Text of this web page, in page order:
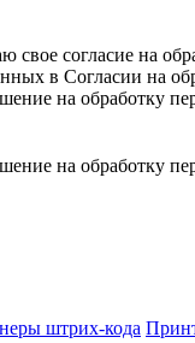
свое согласие на
в Согласии на
на обработку
на обработку
штрих-кода